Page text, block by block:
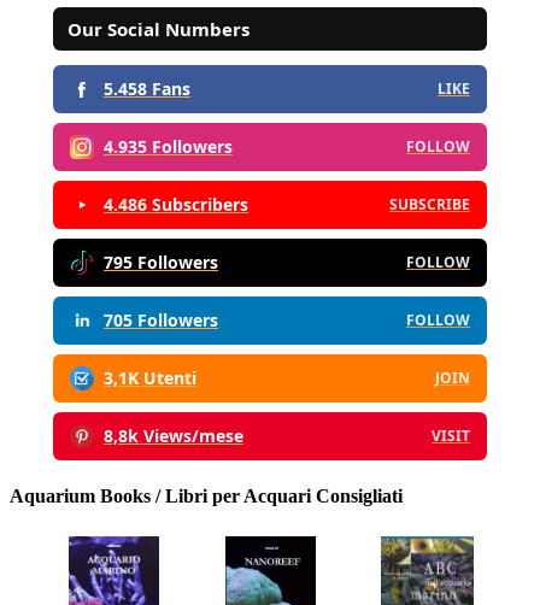
Our Social Numbers
5.458 Fans LIKE
4.935 Followers FOLLOW
4.486 Subscribers SUBSCRIBE
795 Followers FOLLOW
705 Followers FOLLOW
3,1K Utenti JOIN
8,8k Views/mese VISIT
Aquarium Books / Libri per Acquari Consigliati